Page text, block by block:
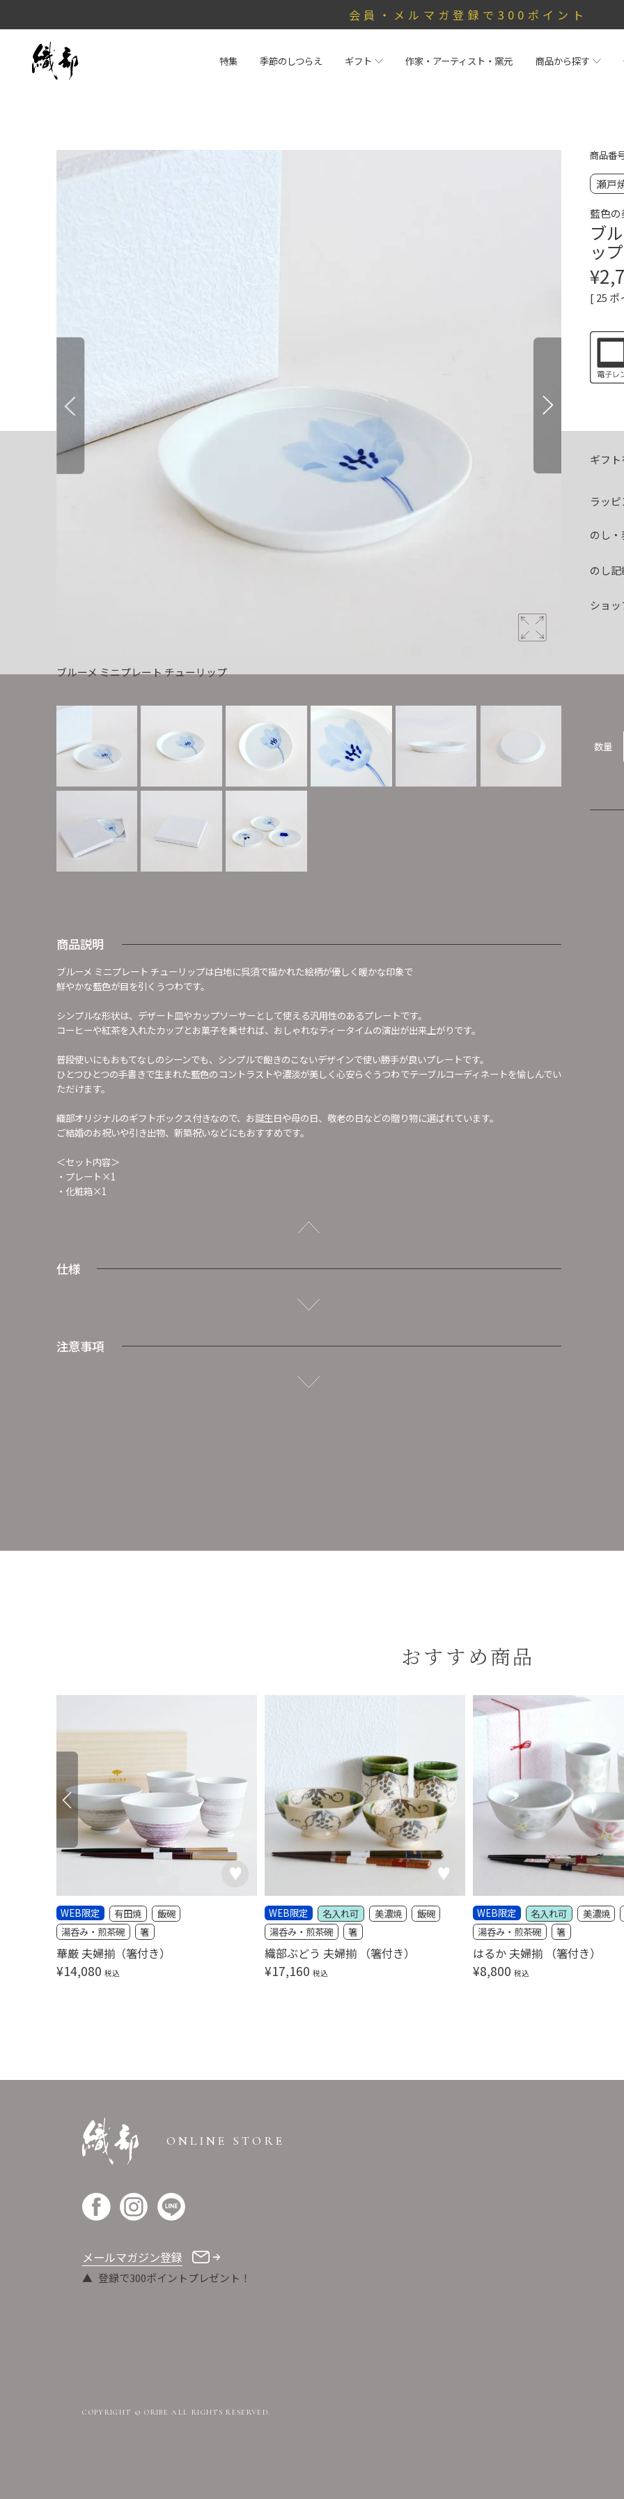
会員・メルマガ登録で300ポイント
特集 季節のしつらえ ギフト 作家・アーティスト・窯元 商品から探す
ブルーメ ミニプレート チューリップ 繊細な絵付
商品説明
ブルーメ ミニプレート チューリップは白地に呉須で描かれた絵柄が優しく暖かな印象で
鮮やかな藍色が目を引くうつわです。
シンプルな形状は、デザート皿やカップソーサーとして使える汎用性のあるプレートです。
コーヒーや紅茶を入れたカップとお菓子を乗せれば、おしゃれなティータイムの演出が出来上がりです。
普段使いにもおもてなしのシーンでも、シンプルで飽きのこないデザインで使い勝手が良いプレートです。
ひとつひとつの手書きで生まれた藍色のコントラストや濃淡が美しく心安らぐうつわでテーブルコーディネートを愉しんでい
ただけます。
織部オリジナルのギフトボックス付きなので、お誕生日や母の日、敬老の日などの贈り物に選ばれています。
ご結婚のお祝いや引き出物、新築祝いなどにもおすすめです。
＜セット内容＞
・プレート×1
・化粧箱×1
仕様
注意事項
商品番
瀬戸
藍色
ブ
ップ
¥
[ 25 ポ
ギフ
ラッ
のし・
のし記
ショ
数量
おすすめ商品
華厳 夫婦揃（箸付き）
WEB限定 有田焼
飯碗
湯呑み・煎茶碗
箸
¥14,080 税込
織部ぶどう 夫婦揃 （箸付き）
WEB限定 名入れ可 美濃焼
飯碗
湯呑み・煎茶碗
箸
¥17,160 税込
はるか 夫婦揃 （箸付き）
WEB限定 名入れ可 美濃焼
湯呑み・煎茶碗
箸
¥8,800 税込
ONLINE STORE
メールマガジン登録
登録で300ポイントプレゼント！
COPYRIGHT © ORIBE ALL RIGHTS RESERVED.